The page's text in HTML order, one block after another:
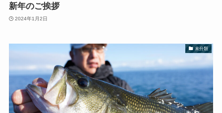
新年のご挨拶
2024年1月2日
未分類